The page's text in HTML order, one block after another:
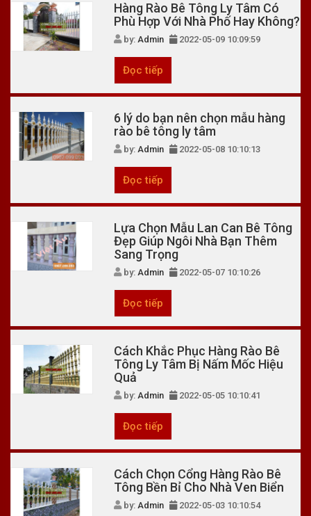
Hàng Rào Bê Tông Ly Tâm Có
Phù Hợp Với Nhà Phố Hay Không?
by:Admin 2022-05-09 10:09:59
Đọc tiếp
6 lý do bạn nên chọn mẫu hàng
rào bê tông ly tâm
by:Admin 2022-05-08 10:10:13
Đọc tiếp
Lựa Chọn Mẫu Lan Can Bê Tông
Đẹp Giúp Ngôi Nhà Bạn Thêm
Sang Trọng
by:Admin 2022-05-07 10:10:26
Đọc tiếp
Cách Khắc Phục Hàng Rào Bê
Tông Ly Tâm Bị Nấm Mốc Hiệu
Quả
by:Admin 2022-05-05 10:10:41
Đọc tiếp
Cách Chọn Cổng Hàng Rào Bê
Tông Bền Bỉ Cho Nhà Ven Biển
by:Admin 2022-05-03 10:10:54